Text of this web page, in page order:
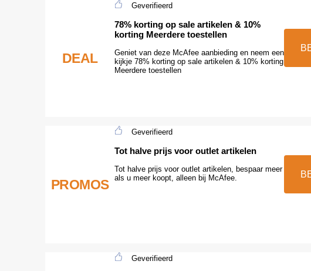
DEAL
Geverifieerd
78% korting op sale artikelen & 10%
korting Meerdere toestellen
Geniet van deze McAfee aanbieding en neem een
kijkje 78% korting op sale artikelen & 10% korting
Meerdere toestellen
PROMOS
Geverifieerd
Tot halve prijs voor outlet artikelen
Tot halve prijs voor outlet artikelen, bespaar meer
als u meer koopt, alleen bij McAfee.
Geverifieerd